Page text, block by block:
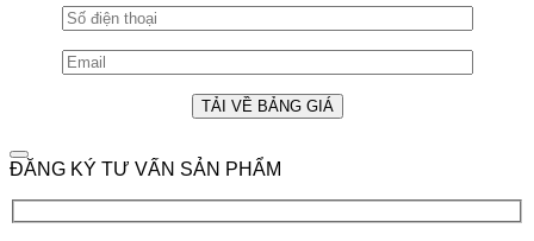
ĐĂNG KÝ TƯ VẤN SẢN PHẨM